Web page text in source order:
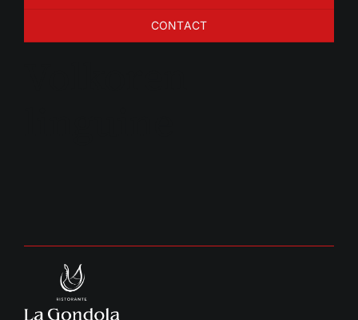
CONTACT